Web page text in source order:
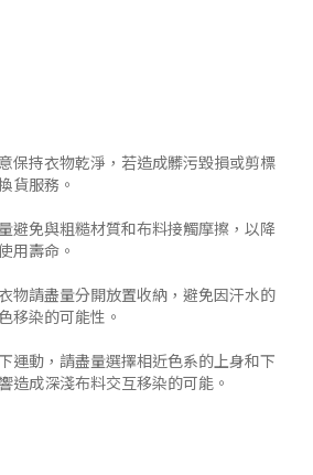
保持衣物乾淨，若造成髒污毀損或剪標
貨服務。
避免與粗糙材質和布料接觸摩擦，以降
用壽命。
物請盡量分開放置收納，避免因汗水的
移染的可能性。
運動，請盡量選擇相近色系的上身和下
造成深淺布料交互移染的可能。